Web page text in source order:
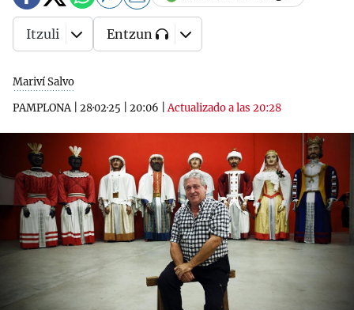
Mariví Salvo
PAMPLONA| 28·02·25 20:06 |Actualizado a las 20:28
Itzuli Entzun